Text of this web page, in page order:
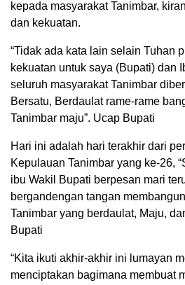
kepada masyarakat Tanimbar,
dan kekuatan.
“Tidak ada kata lain selain Tuhan
kekuatan untuk saya (Bupati) dan
seluruh masyarakat Tanimbar
Bersatu, Berdaulat rame-rame
Tanimbar maju”. Ucap Bupati
Hari ini adalah hari terakhir dari
Kepulauan Tanimbar yang ke-26,
ibu Wakil Bupati berpesan mari
bergandengan tangan
Tanimbar yang berdaulat, Maju,
Bupati
“Kita ikuti akhir-akhir ini lumayan
menciptakan bagimana membuat